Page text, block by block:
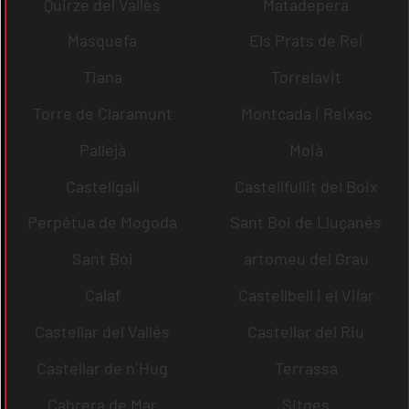
Quirze del Vallès
Matadepera
Masquefa
Els Prats de Rei
Tiana
Torrelavit
Torre de Claramunt
Montcada i Reixac
Pallejà
Moià
Castellgalí
Castellfullit del Boix
Perpètua de Mogoda
Sant Boi de Lluçanès
Sant Boi
artomeu del Grau
Calaf
Castellbell i el Vilar
Castellar del Vallès
Castellar del Riu
Castellar de n´Hug
Terrassa
Cabrera de Mar
Sitges